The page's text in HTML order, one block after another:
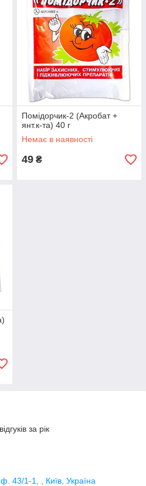
Помідорчик-2 (Акробат +
янт.к-та) 40 г
Немає в наявності
49 ₴
за рік
43/1-1, , Київ, Україна